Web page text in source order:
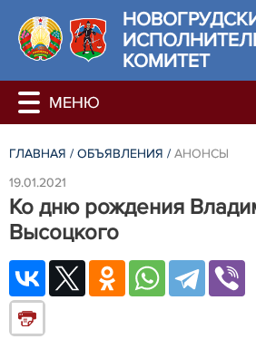
КОМИТЕТ
ГЛАВНАЯ / ОБЪЯВЛЕНИЯ / АНОНСЫ
19.01.2021
Ко дню рождения
Высоцкого